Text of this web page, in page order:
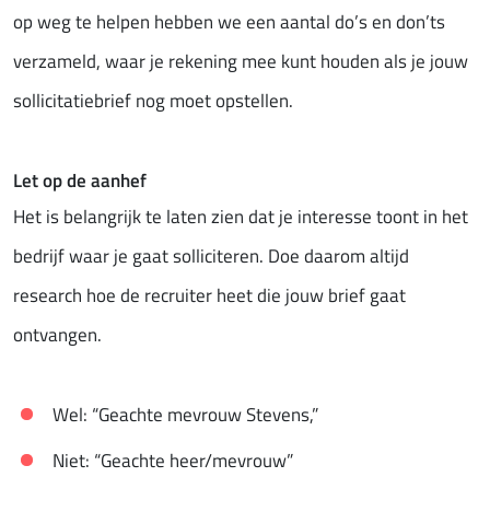
op weg te helpen hebben we een aantal do’s en don’ts
verzameld, waar je rekening mee kunt houden als je jouw
sollicitatiebrief nog moet opstellen.
Let op de aanhef
Het is belangrijk te laten zien dat je interesse toont in het
bedrijf waar je gaat solliciteren. Doe daarom altijd
research hoe de recruiter heet die jouw brief gaat
ontvangen.
Wel: “Geachte mevrouw Stevens,”
Niet: “Geachte heer/mevrouw”